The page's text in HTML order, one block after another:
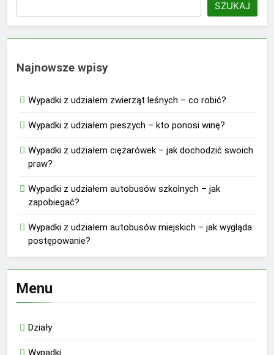
SZUKAJ
Najnowsze wpisy
Wypadki z udziałem zwierząt leśnych – co robić?
Wypadki z udziałem pieszych – kto ponosi winę?
Wypadki z udziałem ciężarówek – jak dochodzić swoich
praw?
Wypadki z udziałem autobusów szkolnych – jak
zapobiegać?
Wypadki z udziałem autobusów miejskich – jak wygląda
postępowanie?
Menu
Działy
Wypadki